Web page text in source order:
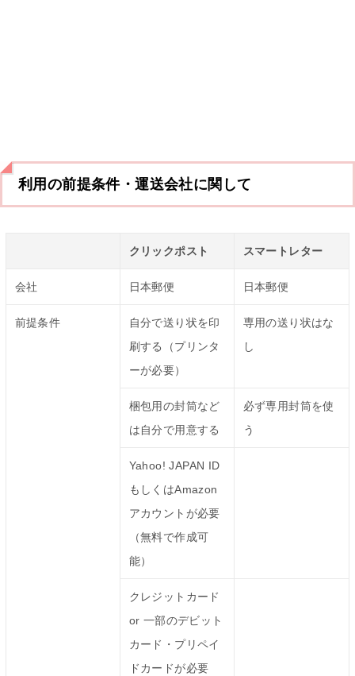
利用の前提条件・運送会社に関して
クリックポスト スマートレター
会社 日本郵便 日本郵便
前提条件
自分で送り状を印
刷する（プリンタ
ーが必要）
専用の送り状はな
し
梱包用の封筒など
は自分で用意する
必ず専用封筒を使
う
Yahoo! JAPAN ID
もしくはAmazon
アカウントが必要
（無料で作成可
能）
クレジットカード
or 一部のデビット
カード・プリペイ
ドカードが必要